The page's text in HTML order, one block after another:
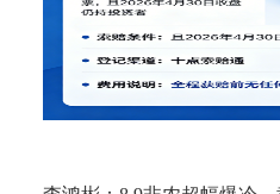
8月9日复盘，非农不及预期，
金价大涨！